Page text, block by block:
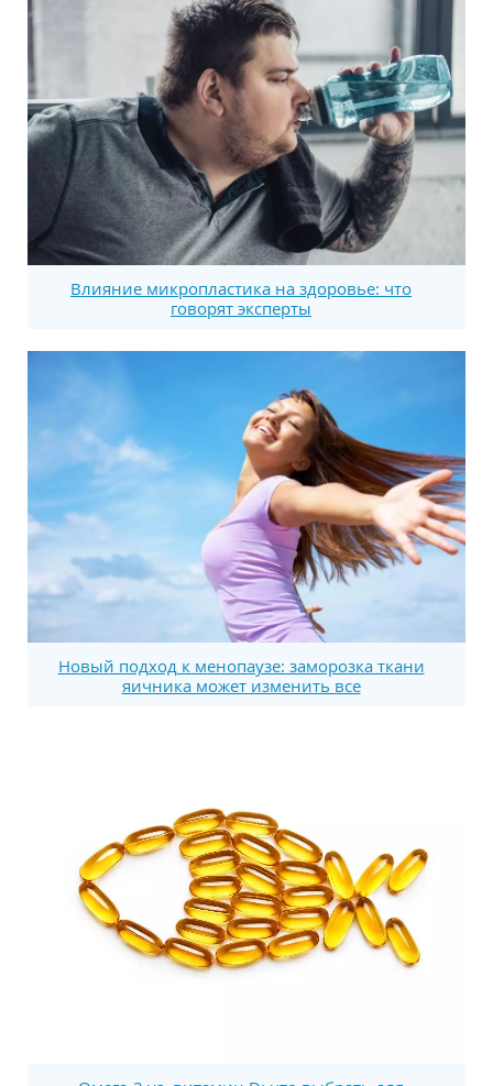
Влияние микропластика на здоровье: что
говорят эксперты
Новый подход к менопаузе: заморозка ткани
яичника может изменить все